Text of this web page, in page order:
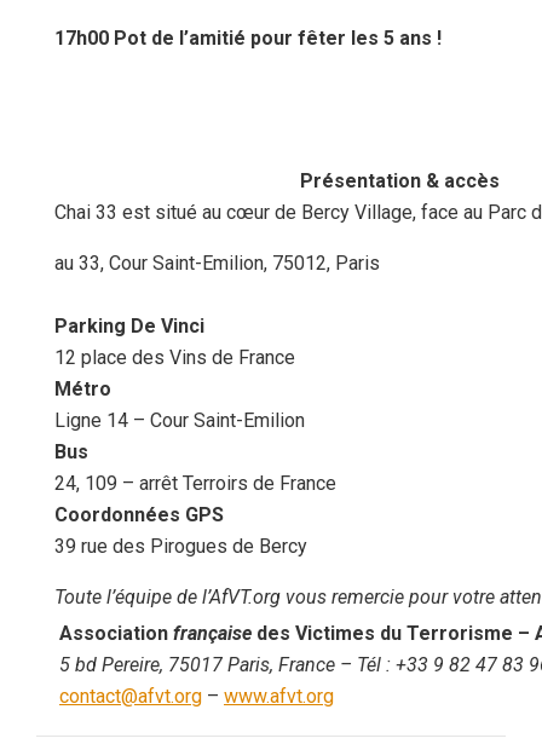
17h00 Pot de l’amitié pour fêter les 5 ans !
Présentation & accès
Chai 33 est situé au cœur de Bercy Village, face au Parc
au 33, Cour Saint-Emilion, 75012, Paris
Parking De Vinci
12 place des Vins de France
Métro
Ligne 14 – Cour Saint-Emilion
Bus
24, 109 – arrêt Terroirs de France
Coordonnées GPS
39 rue des Pirogues de Bercy
Toute l’équipe de l’AfVT.org vous remercie pour votre
Association française des Victimes du Terrorisme –
5 bd Pereire, 75017 Paris, France – Tél : +33 9 82 47 83
contact@afvt.org – www.afvt.org